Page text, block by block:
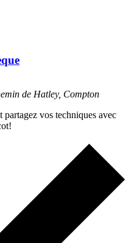
de Hatley, Compton
vos techniques avec